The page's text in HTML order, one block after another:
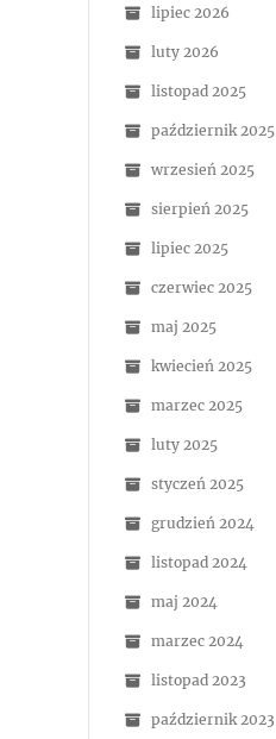
lipiec 2026
luty 2026
listopad 2025
październik 2025
wrzesień 2025
sierpień 2025
lipiec 2025
czerwiec 2025
maj 2025
kwiecień 2025
marzec 2025
luty 2025
styczeń 2025
grudzień 2024
listopad 2024
maj 2024
marzec 2024
listopad 2023
październik 2023